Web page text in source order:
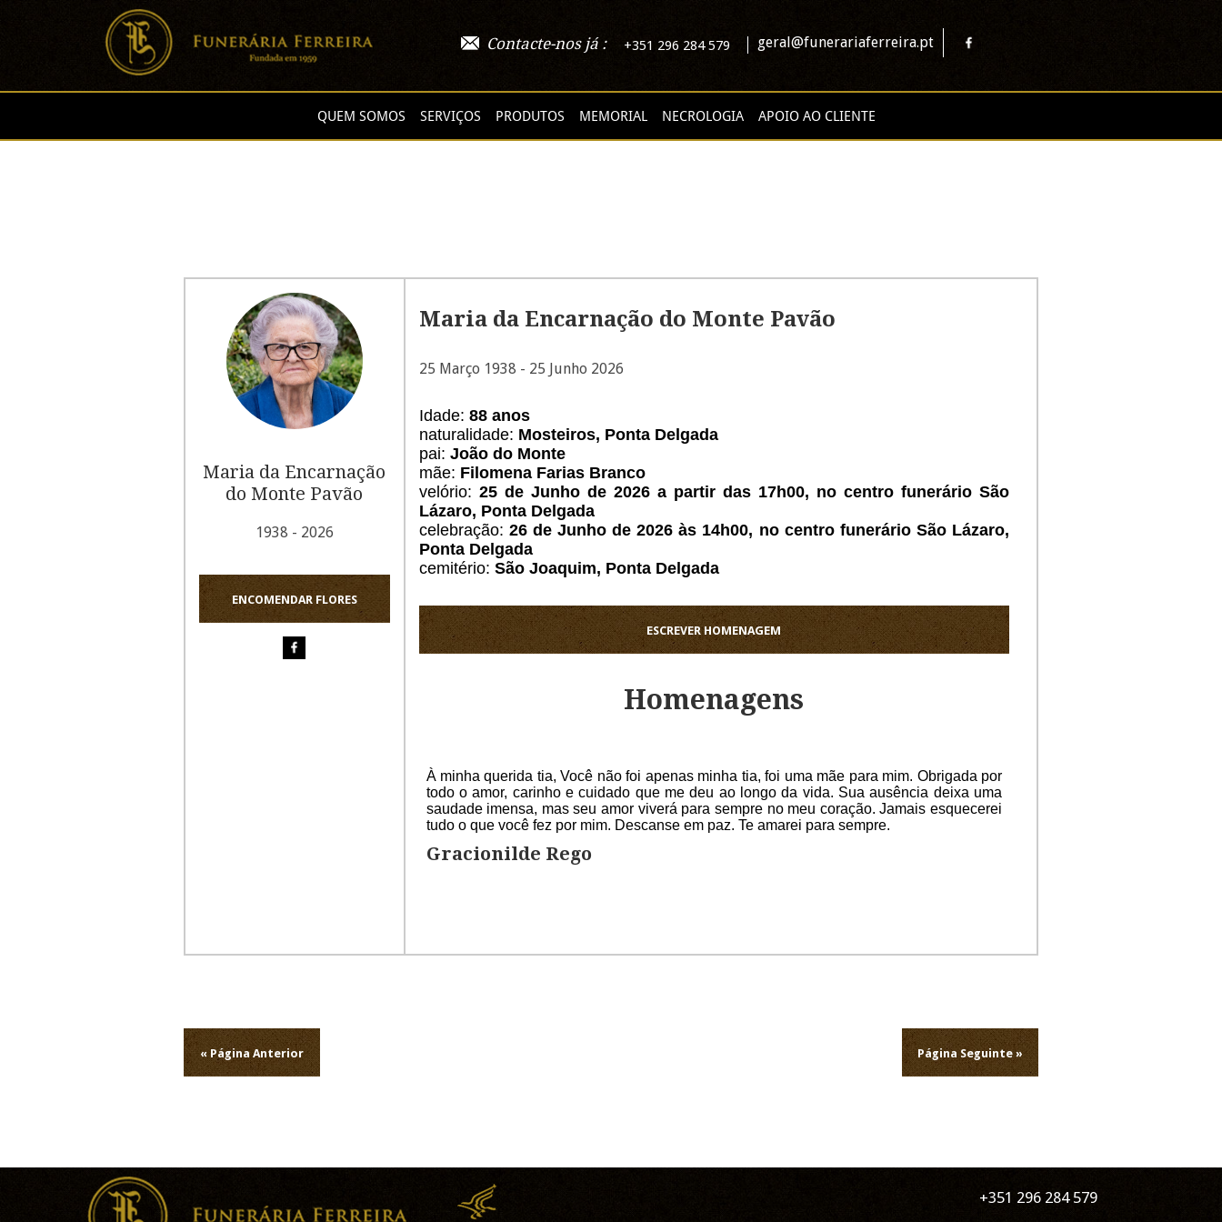
Contacte-nos já : +351 296 284 579 geral@funerariaferreira.pt
QUEM SOMOS SERVIÇOS PRODUTOS MEMORIAL NECROLOGIA APOIO AO CLIENTE
Maria da Encarnação
do Monte Pavão
1938 - 2026
ENCOMENDAR FLORES
Maria da Encarnação do Monte Pavão
25 Março 1938 - 25 Junho 2026
Idade: 88 anos
naturalidade: Mosteiros, Ponta Delgada
pai: João do Monte
mãe: Filomena Farias Branco
velório: 25 de Junho de 2026 a partir das 17h00, no centro funerário São
Lázaro, Ponta Delgada
celebração: 26 de Junho de 2026 às 14h00, no centro funerário São Lázaro,
Ponta Delgada
cemitério: São Joaquim, Ponta Delgada
ESCREVER HOMENAGEM
Homenagens
À minha querida tia, Você não foi apenas minha tia, foi uma mãe para mim. Obrigada por
todo o amor, carinho e cuidado que me deu ao longo da vida. Sua ausência deixa uma
saudade imensa, mas seu amor viverá para sempre no meu coração. Jamais esquecerei
tudo o que você fez por mim. Descanse em paz. Te amarei para sempre.
Gracionilde Rego
de
artigos
Página Seguinte »
« Página Anterior
+351 296 284 579